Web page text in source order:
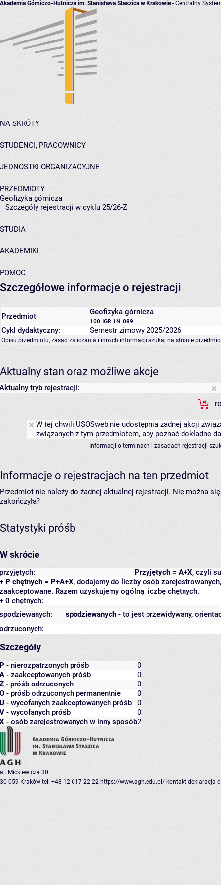
Akademia Górniczo-Hutnicza im. Stanisława Staszica w Krakowie- Centralny
NA SKRÓTY
STUDENCI, PRACOWNICY
JEDNOSTKI ORGANIZACYJNE
PRZEDMIOTY
Geofizyka górnicza
Szczegóły rejestracji w cyklu 25/26-Z
STUDIA
AKADEMIKI
POMOC
Szczegółowe informacje o rejestracji
Przedmiot: Geofizyka górnicza
100-IGR-1N-089
Cykl dydaktyczny: Semestr zimowy 2025/2026
Opisu przedmiotu, zasad zaliczania i innych informacji szukaj na stronie
Aktualny stan oraz możliwe akcje
Aktualny tryb rejestracji:
W tej chwili USOSweb nie udostępnia żadnej akcji
związanych z tym przedmiotem, aby poznać dokładne
Informacji o terminach i zasadach rejestracji
Informacje o rejestracjach na ten przedmiot
Przedmiot nie należy do żadnej aktualnej rejestracji. Nie można
zakończyła?
Statystyki próśb
W skrócie
Przyjętych = A+X, czyli
przyjętych:
+ P chętnych = P+A+X, dodajemy do liczby osób
zaakceptowane. Razem uzyskujemy ogólną liczbę chętnych.
+ 0 chętnych:
spodziewanych - to jest przewidywany,
spodziewanych:
odrzuconych:
Szczegóły
P - nierozpatrzonych próśb
0
A - zaakceptowanych próśb
0
Z - próśb odrzuconych
0
O - próśb odrzuconych permanentnie
0
U - wycofanych zaakceptowanych próśb
0
V - wycofanych próśb
0
X - osób zarejestrowanych w inny sposób2
al. Mickiewicza 30
30-059 Kraków tel: +48 12 617 22 22 https://www.agh.edu.pl/ kontakt deklaracja